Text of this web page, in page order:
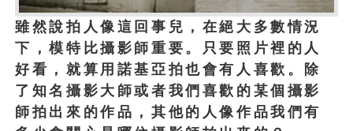
雖然說拍人像這回事兒，在絕大多數情況
下，模特比攝影師重要。只要照片裡的人
好看，就算用諾基亞拍也會有人喜歡。除
了知名攝影大師或者我們喜歡的某個攝影
師拍出來的作品，其他的人像作品我們有